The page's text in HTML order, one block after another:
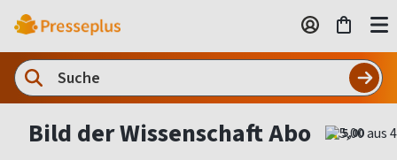
Bild der Wissenschaft Abo 5,00